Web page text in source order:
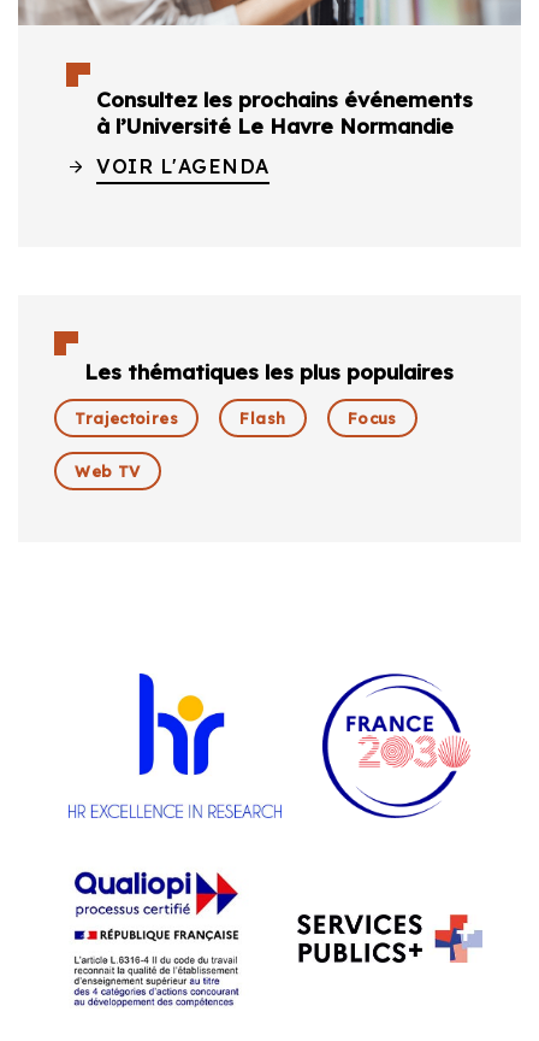
Consultez les prochains événements
à l’Université Le Havre Normandie
VOIR L'AGENDA
Les thématiques les plus populaires
Trajectoires Flash Focus
Web TV